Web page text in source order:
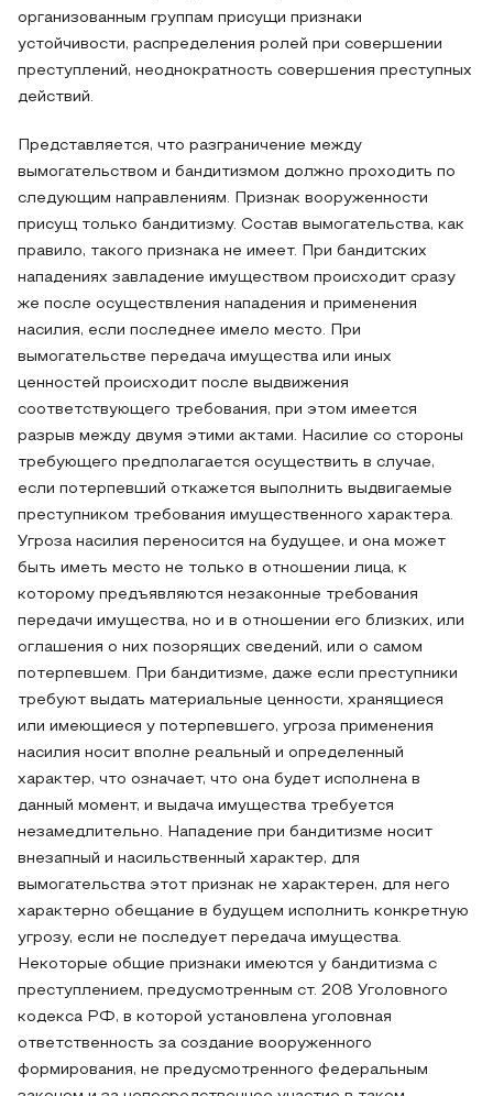
организованным группам присущи признаки
устойчивости, распределения ролей при совершении
преступлений, неоднократность совершения преступных
действий.
Представляется, что разграничение между
вымогательством и бандитизмом должно проходить по
следующим направлениям. Признак вооруженности
присущ только бандитизму. Состав вымогательства, как
правило, такого признака не имеет. При бандитских
нападениях завладение имуществом происходит сразу
же после осуществления нападения и применения
насилия, если последнее имело место. При
вымогательстве передача имущества или иных
ценностей происходит после выдвижения
соответствующего требования, при этом имеется
разрыв между двумя этими актами. Насилие со стороны
требующего предполагается осуществить в случае,
если потерпевший откажется выполнить выдвигаемые
преступником требования имущественного характера.
Угроза насилия переносится на будущее, и она может
быть иметь место не только в отношении лица, к
которому предъявляются незаконные требования
передачи имущества, но и в отношении его близких, или
оглашения о них позорящих сведений, или о самом
потерпевшем. При бандитизме, даже если преступники
требуют выдать материальные ценности, хранящиеся
или имеющиеся у потерпевшего, угроза применения
насилия носит вполне реальный и определенный
характер, что означает, что она будет исполнена в
данный момент, и выдача имущества требуется
незамедлительно. Нападение при бандитизме носит
внезапный и насильственный характер, для
вымогательства этот признак не характерен, для него
характерно обещание в будущем исполнить конкретную
угрозу, если не последует передача имущества.
Некоторые общие признаки имеются у бандитизма с
преступлением, предусмотренным ст. 208 Уголовного
кодекса РФ, в которой установлена уголовная
ответственность за создание вооруженного
формирования, не предусмотренного федеральным